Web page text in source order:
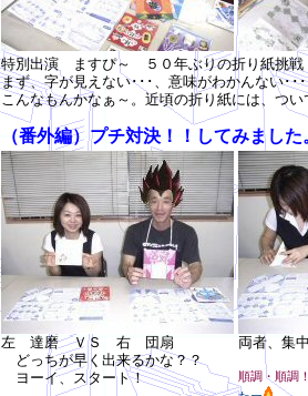
特別出演 ますぴ～ ５０年ぶりの折り紙挑戦
まず、字が見えない･･･、意味がわかんない･･
こんなもんかなぁ～。近頃の折り紙には、つ
（番外編）プチ対決！！してみました
左 達磨 ＶＳ 右 団扇
どっちが早く出来るかな？？
ヨーイ、スタート！
両者、集
順調・順調